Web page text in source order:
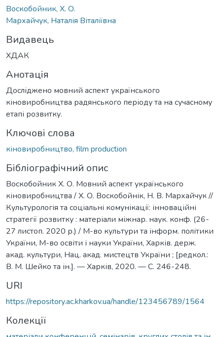
Воскобойник, Х. О.
Мархайчук, Наталія Віталіївна
Видавець
ХДАК
Анотація
Досліджено мовний аспект українського
кіновиробництва радянського періоду та на сучасному
етапі розвитку.
Ключові слова
кіновиробництво, film production
Бібліографічний опис
Воскобойник Х. О. Мовний аспект українського
кіновиробництва / Х. О. Воскобойнік, Н. В. Мархайчук //
Культурологія та соціальні комунікації: інноваційні
стратегії розвитку : матеріали міжнар. наук. конф. (26-
27 листоп. 2020 р.) / М-во культури та інформ. політики
України, М-во освіти і науки України, Харків. держ.
акад. культури, Нац. акад. мистецтв України ; [редкол.:
В. М. Шейко та ін.]. — Харків, 2020. — C. 246-248.
URI
https://repository.ac.kharkov.ua/handle/123456789/1564
Колекції